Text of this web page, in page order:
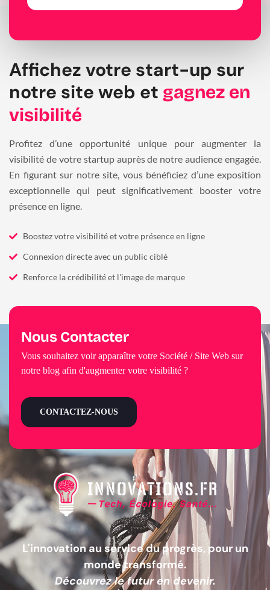
Affichez votre start-up sur
notre site web et gagnez en
visibilité
Profitez d’une opportunité unique pour augmenter la
visibilité de votre startup auprès de notre audience engagée.
En figurant sur notre site, vous bénéficiez d’une exposition
exceptionnelle qui peut significativement booster votre
présence en ligne.
Boostez votre visibilité et votre présence en ligne
Connexion directe avec un public ciblé
Renforce la crédibilité et l'image de marque
L'innovation au service du progrès, pour un
monde transformé.
Découvrez le futur en devenir.
Nous Contacter
Vous souhaitez voir apparaître votre Société / Site Web sur
notre blog afin d'augmenter votre visibilité ?
CONTACTEZ-NOUS